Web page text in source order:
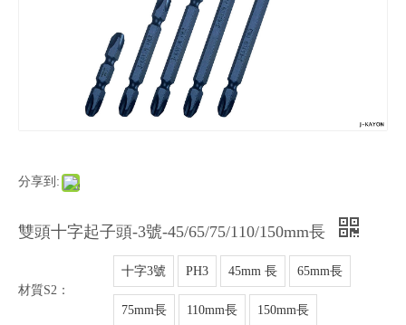
分享到:
雙頭十字起子頭-3號-45/65/75/110/150mm長
材質S2：
十字3號 PH3 45mm 長 65mm長
75mm長 110mm長 150mm長